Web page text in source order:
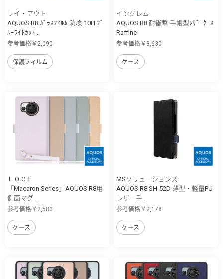
レイ・アウト
AQUOS R8 ｶﾞﾗｽﾌｨﾙﾑ 防埃 10H ﾌﾞ
ﾙｰﾗｲﾄｶｯﾄ...
参考価格￥2,090
保護フィルム
イングレム
AQUOS R8 耐衝撃 手帳型ﾚｻﾞｰｹｰｽ
Raffine
参考価格￥3,630
ケース
ＬＯＯＦ
「Macaron Series」AQUOS R8用
側面マグ...
参考価格￥2,580
ケース
MSソリューションズ
AQUOS R8 SH-52D 薄型・軽量PU
レザー手...
参考価格￥2,178
ケース